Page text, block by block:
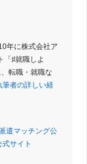
年に株式会社ア
「♯就職しよ
転職・就職な
筆者の詳しい経
遣マッチング公
サイト